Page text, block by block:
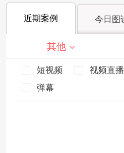
近期案例 今日图
其他
短视频 视频直播
弹幕